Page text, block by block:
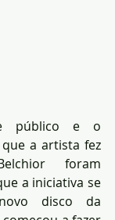
público e o
a artista fez
foram
a iniciativa se
disco da